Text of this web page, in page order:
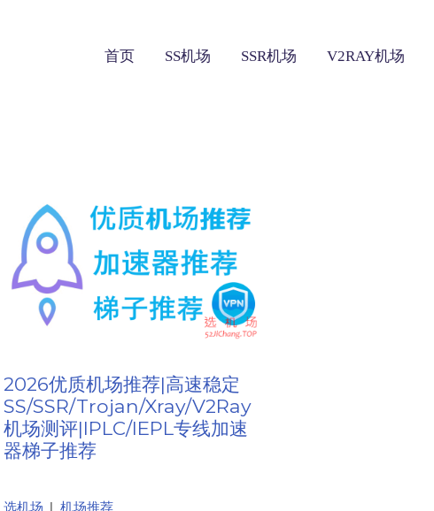
首页 SS机场 SSR机场 V2RAY机场
2026优质机场推荐|高速稳定
SS/SSR/Trojan/Xray/V2Ray
机场测评|IPLC/IEPL专线加速
器梯子推荐
选机场 | 机场推荐